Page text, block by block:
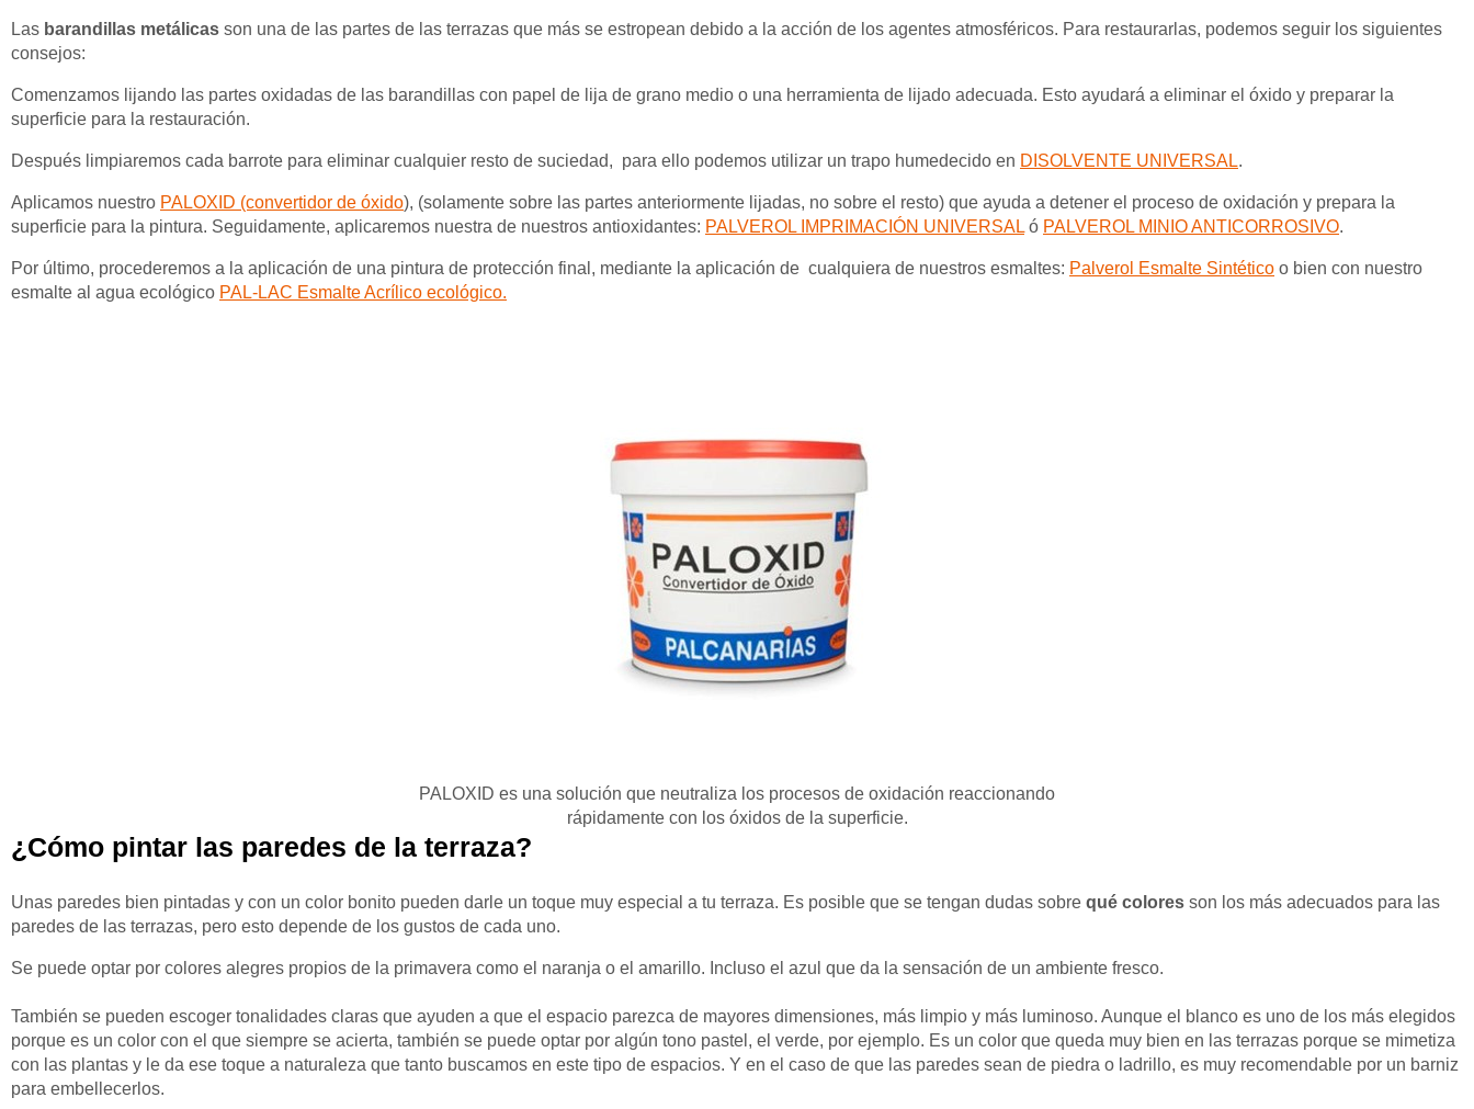
Las barandillas metálicas son una de las partes de las terrazas que más se estropean debido a la acción de los agentes atmosféricos. Para restaurarlas, podemos seguir los siguientes
consejos:
Comenzamos lijando las partes oxidadas de las barandillas con papel de lija de grano medio o una herramienta de lijado adecuada. Esto ayudará a eliminar el óxido y preparar la
superficie para la restauración.
Después limpiaremos cada barrote para eliminar cualquier resto de suciedad, para ello podemos utilizar un trapo humedecido en DISOLVENTE UNIVERSAL.
Aplicamos nuestro PALOXID (convertidor de óxido), (solamente sobre las partes anteriormente lijadas, no sobre el resto) que ayuda a detener el proceso de oxidación y prepara la
superficie para la pintura. Seguidamente, aplicaremos nuestra de nuestros antioxidantes: PALVEROL IMPRIMACIÓN UNIVERSAL ó PALVEROL MINIO ANTICORROSIVO.
Por último, procederemos a la aplicación de una pintura de protección final, mediante la aplicación de cualquiera de nuestros esmaltes: Palverol Esmalte Sintético o bien con nuestro
esmalte al agua ecológico PAL-LAC Esmalte Acrílico ecológico.
PALOXID es una solución que neutraliza los procesos de oxidación reaccionando
rápidamente con los óxidos de la superficie.
¿Cómo pintar las paredes de la terraza?
Unas paredes bien pintadas y con un color bonito pueden darle un toque muy especial a tu terraza. Es posible que se tengan dudas sobre qué colores son los más adecuados para las
paredes de las terrazas, pero esto depende de los gustos de cada uno.
Se puede optar por colores alegres propios de la primavera como el naranja o el amarillo. Incluso el azul que da la sensación de un ambiente fresco.
También se pueden escoger tonalidades claras que ayuden a que el espacio parezca de mayores dimensiones, más limpio y más luminoso. Aunque el blanco es uno de los más elegidos
porque es un color con el que siempre se acierta, también se puede optar por algún tono pastel, el verde, por ejemplo. Es un color que queda muy bien en las terrazas porque se mimetiza
con las plantas y le da ese toque a naturaleza que tanto buscamos en este tipo de espacios. Y en el caso de que las paredes sean de piedra o ladrillo, es muy recomendable por un barniz
para embellecerlos.